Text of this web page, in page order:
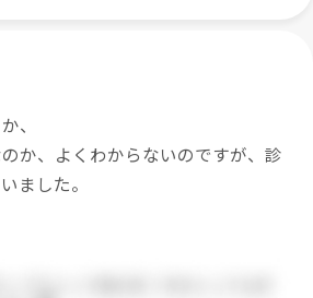
、
か、よくわからないのですが、診
ました。